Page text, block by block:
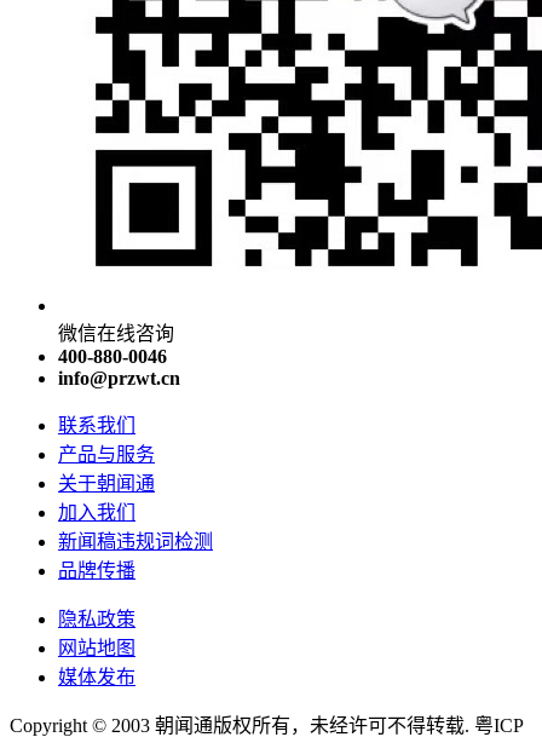
微信在线咨询
400-880-0046
info@przwt.cn
联系我们
产品与服务
关于朝闻通
加入我们
新闻稿违规词检测
品牌传播
隐私政策
网站地图
媒体发布
Copyright © 2003 朝闻通版权所有，未经许可不得转载. 粤ICP